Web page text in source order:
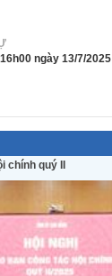
ngày 13/7/2025
chính quý II